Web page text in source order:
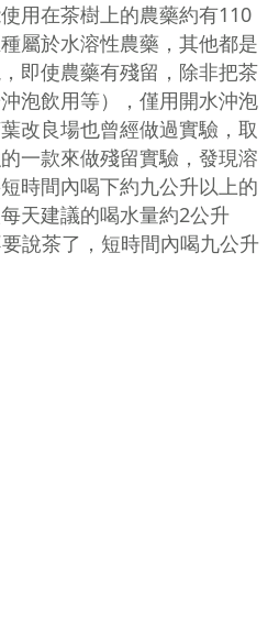
用在茶樹上的農藥約有110
屬於水溶性農藥，其他都是
即使農藥有殘留，除非把茶
泡飲用等），僅用開水沖泡
改良場也曾經做過實驗，取
一款來做殘留實驗，發現溶
時間內喝下約九公升以上的
天建議的喝水量約2公升
要說茶了，短時間內喝九公升